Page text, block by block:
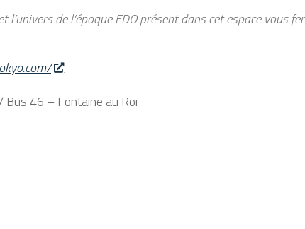
l’univers de l’époque EDO présent dans cet espace vous
46 – Fontaine au Roi